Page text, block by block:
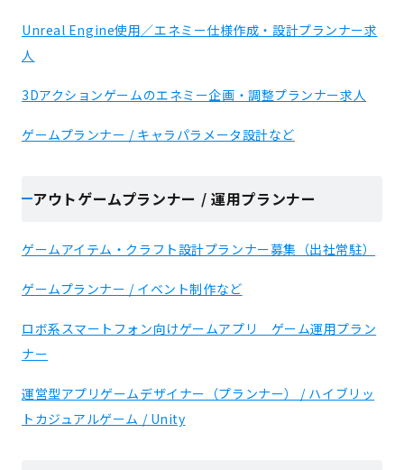
Unreal Engine使用／エネミー仕様作成・設計プランナー求
人
3Dアクションゲームのエネミー企画・調整プランナー求人
ゲームプランナー / キャラパラメータ設計など
アウトゲームプランナー / 運用プランナー
ゲームアイテム・クラフト設計プランナー募集（出社常駐）
ゲームプランナー / イベント制作など
ロボ系スマートフォン向けゲームアプリ ゲーム運用プラン
ナー
運営型アプリゲームデザイナー（プランナー） / ハイブリッ
トカジュアルゲーム / Unity